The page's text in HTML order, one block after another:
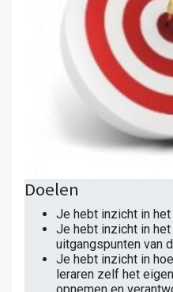
Doelen
Je hebt inzicht in
Je hebt inzicht in
uitgangspunten van
Je hebt inzicht in
leraren zelf het
opnemen en